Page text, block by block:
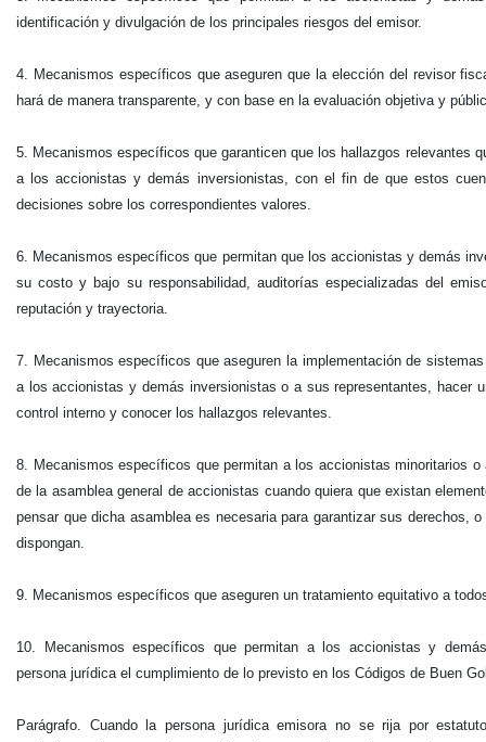
identificación y divulgación de los principales riesgos del emisor.
4. Mecanismos específicos que aseguren que la elección del revisor
hará de manera transparente, y con base en la evaluación objetiva y
5. Mecanismos específicos que garanticen que los hallazgos relevantes
a los accionistas y demás inversionistas, con el fin de que estos
decisiones sobre los correspondientes valores.
6. Mecanismos específicos que permitan que los accionistas y demás
su costo y bajo su responsabilidad, auditorías especializadas del
reputación y trayectoria.
7. Mecanismos específicos que aseguren la implementación de
a los accionistas y demás inversionistas o a sus representantes, hacer
control interno y conocer los hallazgos relevantes.
8. Mecanismos específicos que permitan a los accionistas minoritarios
de la asamblea general de accionistas cuando quiera que existan
pensar que dicha asamblea es necesaria para garantizar sus derechos,
dispongan.
9. Mecanismos específicos que aseguren un tratamiento equitativo a
10. Mecanismos específicos que permitan a los accionistas y
persona jurídica el cumplimiento de lo previsto en los Códigos de Buen
Parágrafo. Cuando la persona jurídica emisora no se rija por